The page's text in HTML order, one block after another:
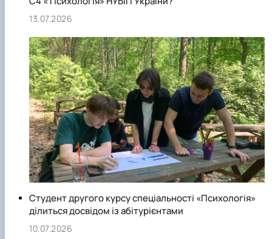
13.07.2026
Студент другого курсу спеціальності «Психологія»
ділиться досвідом із абітурієнтами
10.07.2026